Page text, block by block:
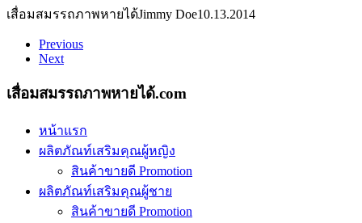
เสื่อมสมรรถภาพหายได้Jimmy Doe10.13.2014
Previous
Next
เสื่อมสมรรถภาพหายได้.com
หน้าแรก
ผลิตภัณท์เสริมคุณผู้หญิง
สินค้าขายดี Promotion
ผลิตภัณท์เสริมคุณผู้ชาย
สินค้าขายดี Promotion